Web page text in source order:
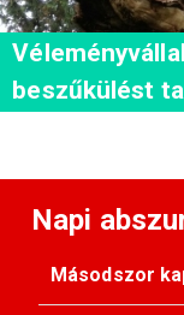
beszűkülést
Napi
Másodszor